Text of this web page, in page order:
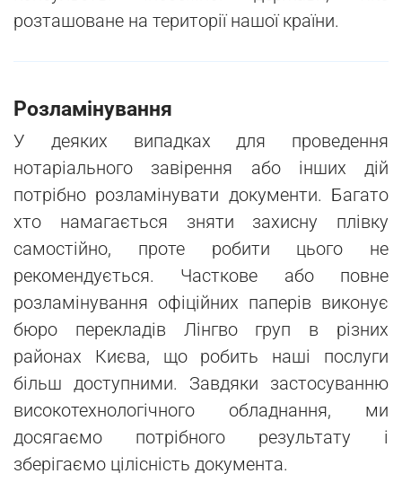
розташоване на території нашої країни.
Розламінування
У деяких випадках для проведення
нотаріального завірення або інших дій
потрібно розламінувати документи. Багато
хто намагається зняти захисну плівку
самостійно, проте робити цього не
рекомендується. Часткове або повне
розламінування офіційних паперів виконує
бюро перекладів Лінгво груп в різних
районах Києва, що робить наші послуги
більш доступними. Завдяки застосуванню
високотехнологічного обладнання, ми
досягаємо потрібного результату і
зберігаємо цілісність документа.